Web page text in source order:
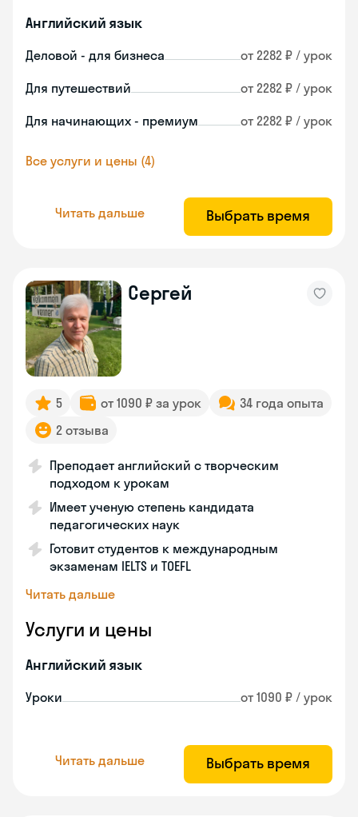
Английский язык
Деловой - для бизнеса от 2282 ₽ / урок
Для путешествий от 2282 ₽ / урок
Для начинающих - премиум от 2282 ₽ / урок
Все услуги и цены (4)
Читать дальше Выбрать время
Сергей
5 от 1090 ₽ за урок
34 года опыта
2 отзыва
Преподает английский с творческим
подходом к урокам
Имеет ученую степень кандидата
педагогических наук
Готовит студентов к международным
экзаменам IELTS и TOEFL
Читать дальше
Услуги и цены
Английский язык
Уроки от 1090 ₽ / урок
Читать дальше Выбрать время